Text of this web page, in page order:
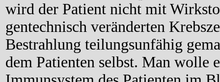
wird der Patient nicht mit
gentechnisch veränderten
Bestrahlung teilungsunfähig
dem Patienten selbst. Man wolle